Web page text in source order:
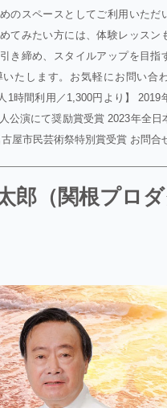
のスペースとしてご利用いただ
てみたい方には、体験レッスン
き締め、スタイルアップを目指
たします。お気軽にお問い合
1時間利用／1,300円より】 2019
公演にて奨励賞受賞 2023年全日
屋市民芸術祭特別賞受賞 お問合
郎（関根プロ